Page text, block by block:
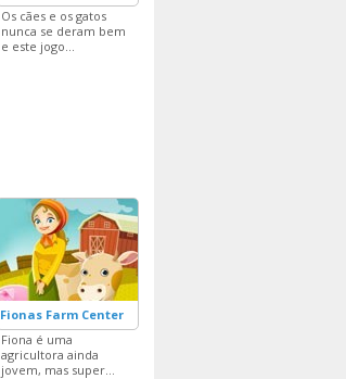
Os cães e os gatos
nunca se deram bem
e este jogo...
Fionas Farm Center
Fiona é uma
agricultora ainda
jovem, mas super...